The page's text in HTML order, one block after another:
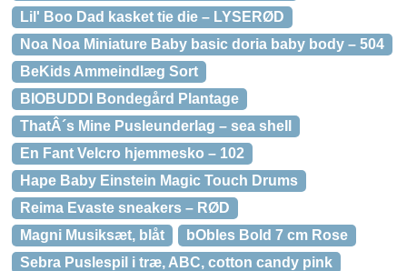
Lil' Boo Dad kasket tie die – LYSERØD
Noa Noa Miniature Baby basic doria baby body – 504
BeKids Ammeindlæg Sort
BIOBUDDI Bondegård Plantage
ThatÂ´s Mine Pusleunderlag – sea shell
En Fant Velcro hjemmesko – 102
Hape Baby Einstein Magic Touch Drums
Reima Evaste sneakers – RØD
Magni Musiksæt, blåt
bObles Bold 7 cm Rose
Sebra Puslespil i træ, ABC, cotton candy pink